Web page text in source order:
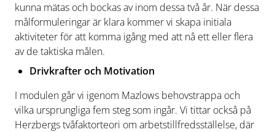
kunna mätas och bockas av inom dessa två år. När dessa
målformuleringar är klara kommer vi skapa initiala
aktiviteter för att komma igång med att nå ett eller flera
av de taktiska målen.
Drivkrafter och Motivation
I modulen går vi igenom Mazlows behovstrappa och
vilka ursprungliga fem steg som ingår. Vi tittar också på
Herzbergs tvåfaktorteori om arbetstillfredsställelse, där